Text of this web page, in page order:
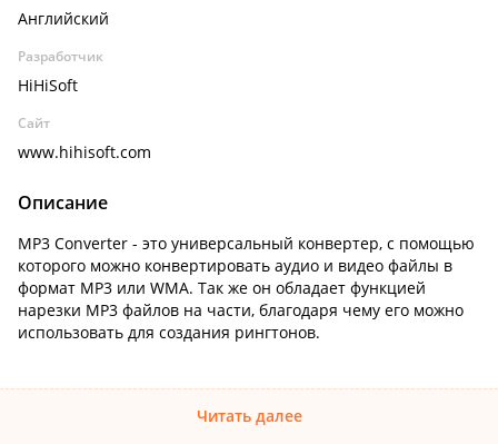
Английский
Разработчик
HiHiSoft
Сайт
www.hihisoft.com
Описание
MP3 Converter - это универсальный конвертер, с помощью
которого можно конвертировать аудио и видео файлы в
формат MP3 или WMA. Так же он обладает функцией
нарезки МР3 файлов на части, благодаря чему его можно
использовать для создания рингтонов.
Читать далее